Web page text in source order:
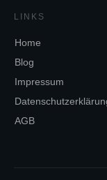
LINKS
Home
Blog
Impressum
AGB